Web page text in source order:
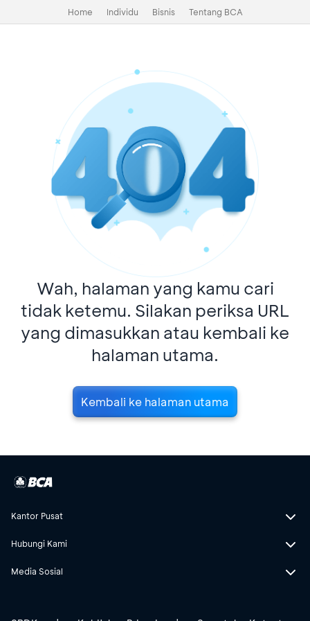
Home Individu Bisnis Tentang BCA
Wah, halaman yang kamu cari
tidak ketemu. Silakan periksa URL
yang dimasukkan atau kembali ke
halaman utama.
Kembali ke halaman utama
Kantor Pusat
Hubungi Kami
Media Sosial